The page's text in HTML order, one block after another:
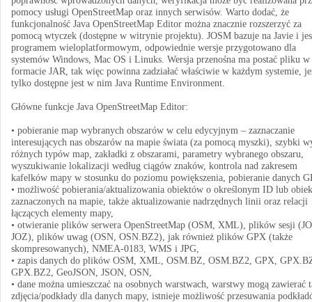
pomocy usługi OpenStreetMap oraz innych serwisów. Warto dodać, że
funkcjonalność Java OpenStreetMap Editor można znacznie rozszerzyć za
pomocą wtyczek (dostępne w witrynie projektu). JOSM bazuje na Javie i
programem wieloplatformowym, odpowiednie wersje przygotowano dla
systemów Windows, Mac OS i Linuks. Wersja przenośna ma postać pliku w
formacie JAR, tak więc powinna zadziałać właściwie w każdym systemie,
tylko dostępne jest w nim Java Runtime Environment.
Główne funkcje Java OpenStreetMap Editor:
• pobieranie map wybranych obszarów w celu edycyjnym – zaznaczanie
interesujących nas obszarów na mapie świata (za pomocą myszki), szybki
różnych typów map, zakładki z obszarami, parametry wybranego obszaru,
wyszukiwanie lokalizacji według ciągów znaków, kontrola nad zakresem
kafelków mapy w stosunku do poziomu powiększenia, pobieranie danych
• możliwość pobierania/aktualizowania obiektów o określonym ID lub
zaznaczonych na mapie, także aktualizowanie nadrzędnych linii oraz relacji
łączących elementy mapy,
• otwieranie plików serwera OpenStreetMap (OSM, XML), plików sesji
JOZ), plików uwag (OSN, OSN.BZ2), jak również plików GPX (także
skompresowanych), NMEA-0183, WMS i JPG,
• zapis danych do plików OSM, XML, OSM.BZ, OSM.BZ2, GPX,
GPX.BZ2, GeoJSON, JSON, OSN,
• dane można umieszczać na osobnych warstwach, warstwy mogą zawierać
zdjęcia/podkłady dla danych mapy, istnieje możliwość przesuwania